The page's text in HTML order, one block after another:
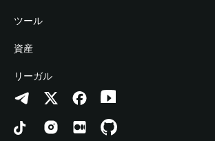
暗号資産ニュース
Help Center
お問い合わせ
ブランドリソース
キャリア
Payfi Crypto
Crypto Swap API
Altcoin Season Index
Prediction Markets
DApp
ウォレットを接続
Bitget Wallet Pay
プロジェクトを掲載
保護基金
セキュリティ技術
ツール
暗号資産を購入
認証検出
コントラクト検出
一括送金
資産
Arbitrum
Avalanche
Bitcoin
リーガル
プライバシーポリシー
利用規約